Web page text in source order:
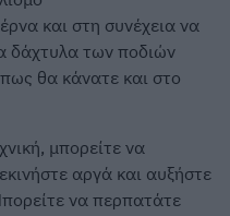
και στη συνέχεια να
δάχτυλα των ποδιών
θα κάνατε και στο
μπορείτε να
αργά και αυξήστε
να περπατάτε